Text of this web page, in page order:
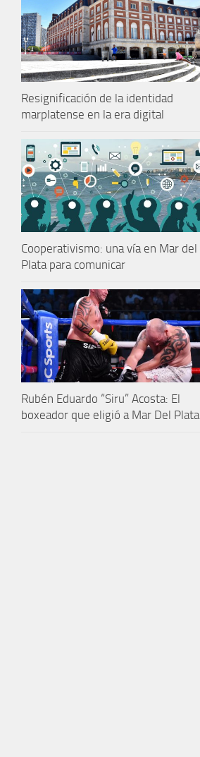
Resignificación de la identidad
marplatense en la era digital
Cooperativismo: una vía en Mar del
Plata para comunicar
Rubén Eduardo “Siru” Acosta: El
boxeador que eligió a Mar Del Plata